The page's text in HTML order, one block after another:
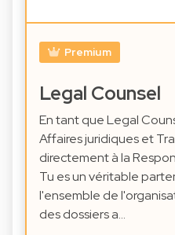
Premium
Legal Counsel
En tant que Legal
Affaires juridiques et
directement à la
Tu es un véritable
l'ensemble de
des dossiers a…